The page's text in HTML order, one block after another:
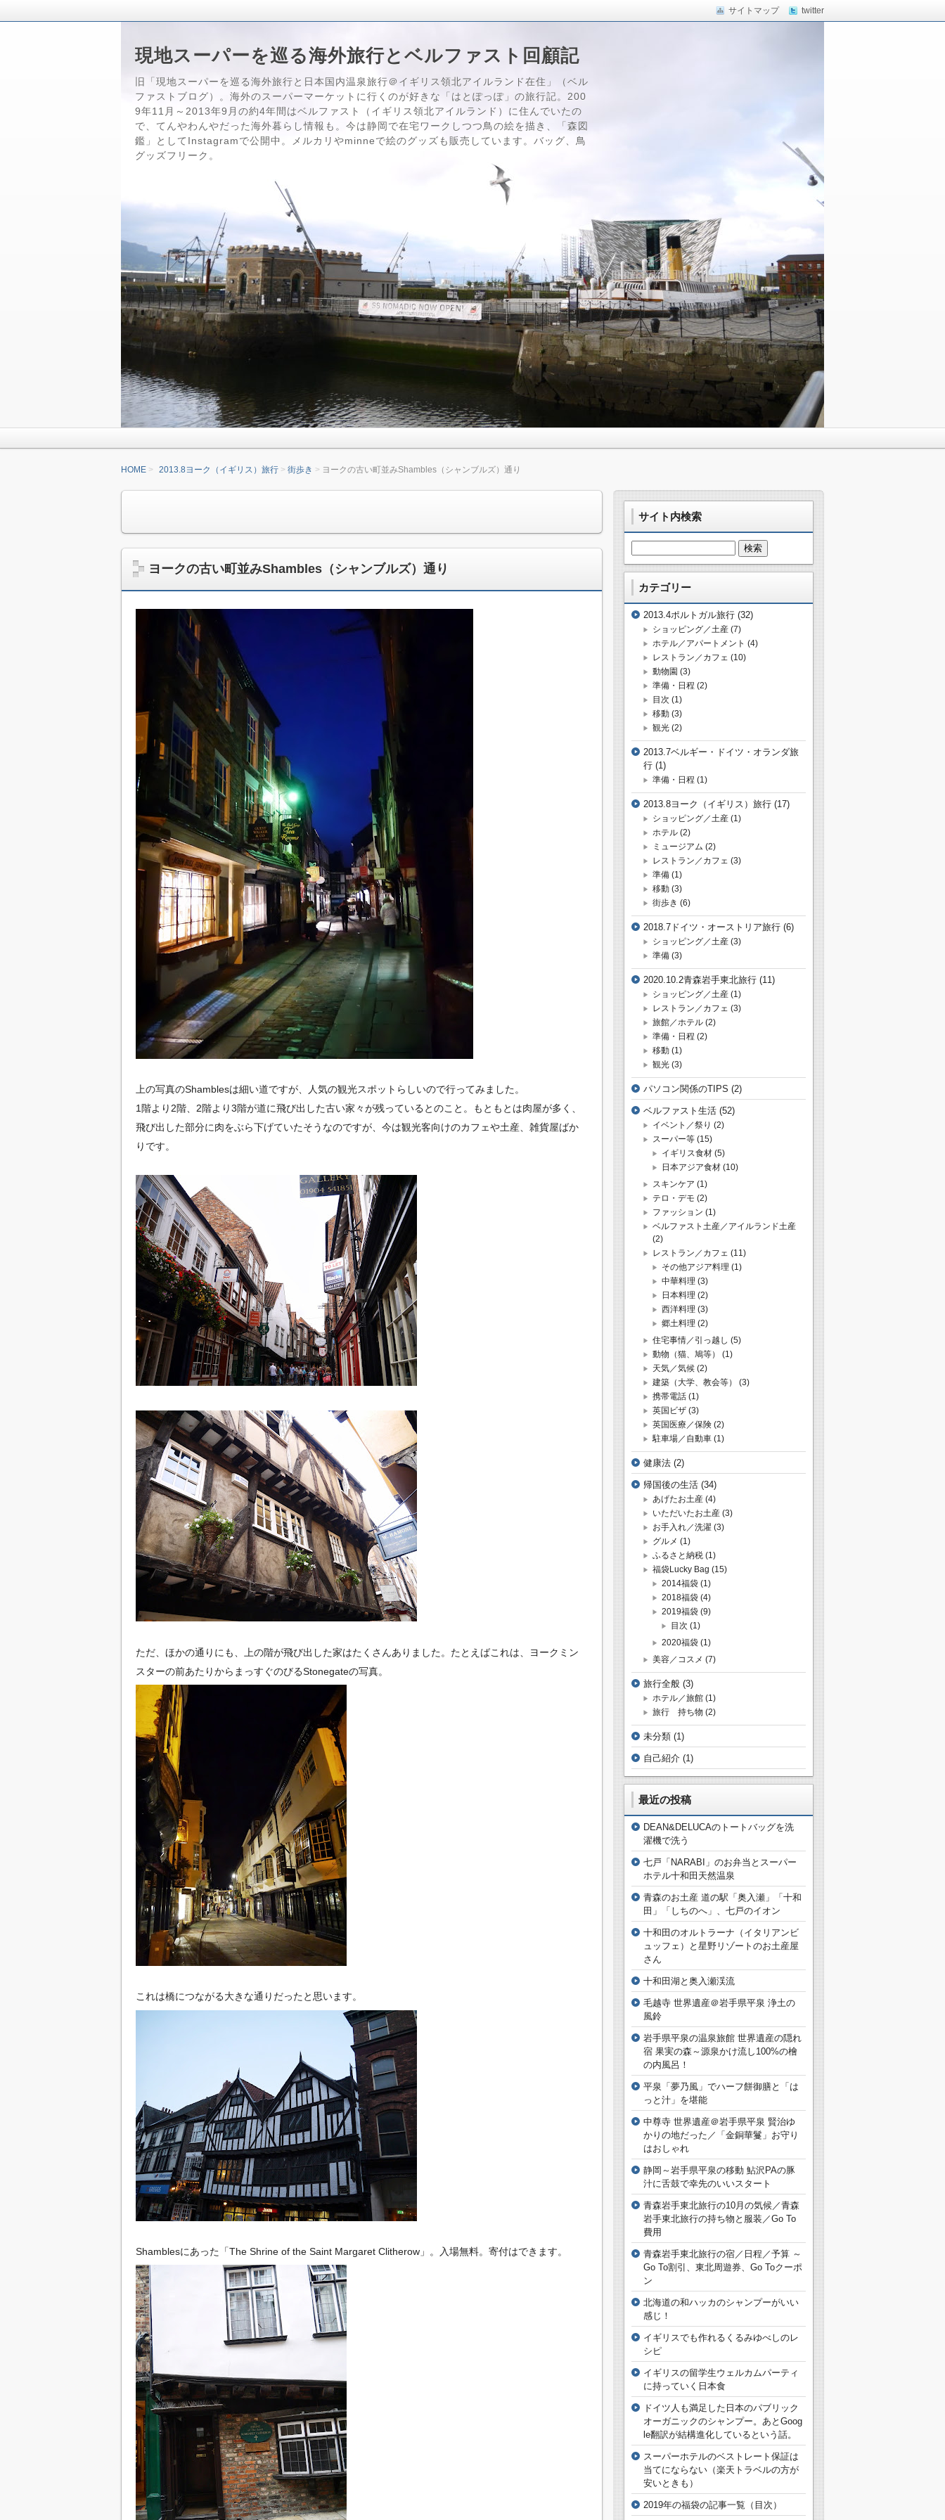
サイトマップ twitter
現地スーパーを巡る海外旅行とベルファスト回顧記
旧「現地スーパーを巡る海外旅行と日本国内温泉旅行＠イギリス領北アイルランド在住」（ベル
ファストブログ）。海外のスーパーマーケットに行くのが好きな「はとぽっぽ」の旅行記。200
9年11月～2013年9月の約4年間はベルファスト（イギリス領北アイルランド）に住んでいたの
で、てんやわんやだった海外暮らし情報も。今は静岡で在宅ワークしつつ鳥の絵を描き、「森図
鑑」としてInstagramで公開中。メルカリやminneで絵のグッズも販売しています。バッグ、鳥
グッズフリーク。
HOME 2013.8ヨーク（イギリス）旅行 街歩き ヨークの古い町並みShambles（シャンブルズ）通り
ヨークの古い町並みShambles（シャンブルズ）通り
上の写真のShamblesは細い道ですが、人気の観光スポットらしいので行ってみました。
1階より2階、2階より3階が道に飛び出した古い家々が残っているとのこと。もともとは肉屋が多く、
飛び出した部分に肉をぶら下げていたそうなのですが、 今は観光客向けのカフェや土産、雑貨屋ばか
りです。
ただ、ほかの通りにも、上の階が飛び出した家はたくさんありました。たとえばこれは、
ヨークミン
スターの前あたりからまっすぐのびるStonegateの写真。
これは橋につながる大きな通りだったと思います。
Shamblesにあった「The Shrine of the Saint Margaret Clitherow」。入場無料。寄付はできます。
サイト内検索
カテゴリー
2013.4ポルトガル旅行 (32)
ショッピング／土産 (7)
ホテル／アパートメント (4)
レストラン／カフェ (10)
動物園 (3)
準備・日程 (2)
目次 (1)
移動 (3)
観光 (2)
2013.7ベルギー・ドイツ・オランダ旅
行 (1)
準備・日程 (1)
2013.8ヨーク（イギリス）旅行 (17)
ショッピング／土産 (1)
ホテル (2)
ミュージアム (2)
レストラン／カフェ (3)
準備 (1)
移動 (3)
街歩き (6)
2018.7ドイツ・オーストリア旅行 (6)
ショッピング／土産 (3)
準備 (3)
2020.10.2青森岩手東北旅行 (11)
ショッピング／土産 (1)
レストラン／カフェ (3)
旅館／ホテル (2)
準備・日程 (2)
移動 (1)
観光 (3)
パソコン関係のTIPS (2)
ベルファスト生活 (52)
イベント／祭り (2)
スーパー等 (15)
イギリス食材 (5)
日本アジア食材 (10)
スキンケア (1)
テロ・デモ (2)
ファッション (1)
ベルファスト土産／アイルランド土産
(2)
レストラン／カフェ (11)
その他アジア料理 (1)
中華料理 (3)
日本料理 (2)
西洋料理 (3)
郷土料理 (2)
住宅事情／引っ越し (5)
動物（猫、鳩等）
(1)
天気／気候 (2)
建築（大学、教会等）
(3)
携帯電話 (1)
英国ビザ (3)
英国医療／保険 (2)
駐車場／自動車 (1)
健康法 (2)
帰国後の生活 (34)
あげたお土産 (4)
いただいたお土産 (3)
お手入れ／洗濯 (3)
グルメ (1)
ふるさと納税 (1)
福袋Lucky Bag (15)
2014福袋 (1)
2018福袋 (4)
2019福袋 (9)
目次 (1)
2020福袋 (1)
美容／コスメ (7)
旅行全般 (3)
ホテル／旅館 (1)
旅行 持ち物 (2)
未分類 (1)
自己紹介 (1)
最近の投稿
DEAN&DELUCAのトートバッグを洗
濯機で洗う
七戸「NARABI」のお弁当とスーパー
ホテル十和田天然温泉
青森のお土産 道の駅「奥入瀬」「十和
田」「しちのへ」、七戸のイオン
十和田のオルトラーナ（イタリアンビ
ュッフェ）と星野リゾートのお土産屋
さん
十和田湖と奥入瀬渓流
毛越寺 世界遺産＠岩手県平泉 浄土の
風鈴
岩手県平泉の温泉旅館 世界遺産の隠れ
宿 果実の森～源泉かけ流し100%の檜
の内風呂！
平泉「夢乃風」でハーフ餅御膳と「は
っと汁」を堪能
中尊寺 世界遺産＠岩手県平泉 賢治ゆ
かりの地だった／「金銅華鬘」お守り
はおしゃれ
静岡～岩手県平泉の移動 鮎沢PAの豚
汁に舌鼓で幸先のいいスタート
青森岩手東北旅行の10月の気候／青森
岩手東北旅行の持ち物と服装／Go To
費用
青森岩手東北旅行の宿／日程／予算 ～
Go To割引、東北周遊券、Go Toクーポ
ン
北海道の和ハッカのシャンプーがいい
感じ！
イギリスでも作れるくるみゆべしのレ
シピ
イギリスの留学生ウェルカムパーティ
に持っていく日本食
ドイツ人も満足した日本のパブリック
オーガニックのシャンプー。あとGoog
le翻訳が結構進化しているという話。
スーパーホテルのベストレート保証は
当てにならない（楽天トラベルの方が
安いときも）
2019年の福袋の記事一覧（目次）